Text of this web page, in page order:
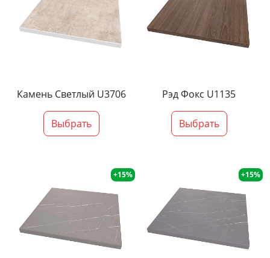
Камень Светлый U3706
Выбрать
Рэд Фокс U1135
Выбрать
+15% +15%